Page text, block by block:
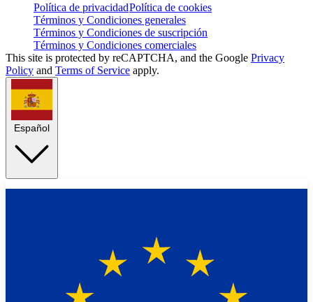
Política de privacidadPolítica de cookies
Términos y Condiciones generales
Términos y Condiciones de suscripción
Términos y Condiciones comerciales
This site is protected by reCAPTCHA, and the Google Privacy
Policy and Terms of Service apply.
Español